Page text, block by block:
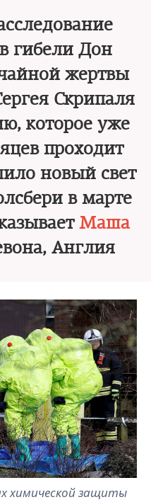
гибели Дон
жертвы
Скрипаля
которое уже
проходит
новый свет
в марте
Маша
Англия
химической защиты